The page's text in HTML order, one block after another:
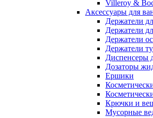
Villeroy &
Аксессуары для
Держатели
Держатели
Держатели
Держатели
Диспенсеры
Дозаторы
Ершики
Крючки и
Мусорные